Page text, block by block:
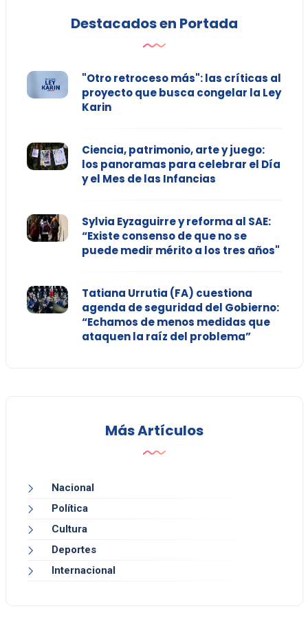
Destacados en Portada
"Otro retroceso más": las críticas al
proyecto que busca congelar la Ley
Karin
Ciencia, patrimonio, arte y juego:
los panoramas para celebrar el Día
y el Mes de las Infancias
Sylvia Eyzaguirre y reforma al SAE:
“Existe consenso de que no se
puede medir mérito a los tres años"
Tatiana Urrutia (FA) cuestiona
agenda de seguridad del Gobierno:
“Echamos de menos medidas que
ataquen la raíz del problema”
Más Artículos
Nacional
Política
Cultura
Deportes
Internacional